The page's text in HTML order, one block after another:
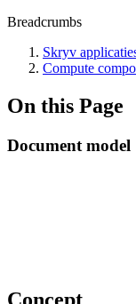
Breadcrumbs
Skryv
Compute
On this Page
Document model
Concept